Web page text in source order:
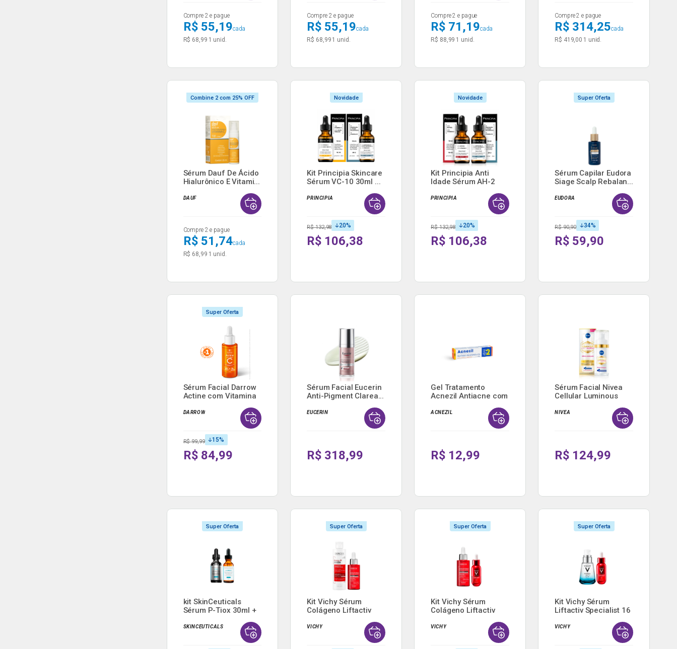
Compre 2 e pague
R$ 55,19cada
R$ 68,99 1 unid.
Compre 2 e pague
R$ 55,19cada
R$ 68,99 1 unid.
Compre 2 e pague
R$ 71,19cada
R$ 88,99 1 unid.
Compre 2 e pague
R$ 314,25cada
R$ 419,00 1 unid.
Combine 2 com 25% OFF
Sérum Dauf De Ácido
Hialurônico E Vitami...
DAUF
Compre 2 e pague
R$ 51,74cada
R$ 68,99 1 unid.
Novidade
Kit Principia Skincare
Sérum VC-10 30ml ...
PRINCIPIA
R$ 132,98 20%
R$ 106,38
Novidade
Kit Principia Anti
Idade Sérum AH-2
PRINCIPIA
R$ 132,98 20%
R$ 106,38
Super Oferta
Sérum Capilar Eudora
Siage Scalp Rebalan...
EUDORA
R$ 90,90 34%
R$ 59,90
Super Oferta
Sérum Facial Darrow
Actine com Vitamina
DARROW
R$ 99,99 15%
R$ 84,99
Sérum Facial Eucerin
Anti-Pigment Clarea...
EUCERIN
R$ 318,99
Gel Tratamento
Acnezil Antiacne com
ACNEZIL
R$ 12,99
Sérum Facial Nivea
Cellular Luminous
NIVEA
R$ 124,99
Super Oferta
kit SkinCeuticals
Sérum P-Tiox 30ml +
SKINCEUTICALS
Super Oferta
Kit Vichy Sérum
Colágeno Liftactiv
VICHY
Super Oferta
Kit Vichy Sérum
Colágeno Liftactiv
VICHY
Super Oferta
Kit Vichy Sérum
Liftactiv Specialist 16
VICHY